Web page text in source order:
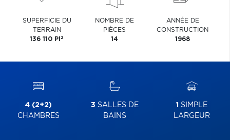
SUPERFICIE DU
TERRAIN
136 110 PI 2
NOMBRE DE
PIÈCES
14
ANNÉE DE
CONSTRUCTION
1968
4 (2+2)
CHAMBRES
3 SALLES DE
BAINS
1 SIMPLE
LARGEUR